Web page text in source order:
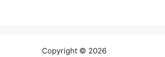
Copyright © 2026